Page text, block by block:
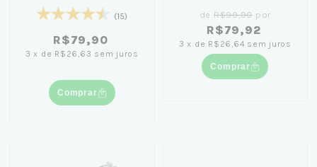
(15)
R$79,90
3 x de R$26,63 sem juros
Comprar
de R$99,90 por
R$79,92
3 x de R$26,64 sem juros
Comprar